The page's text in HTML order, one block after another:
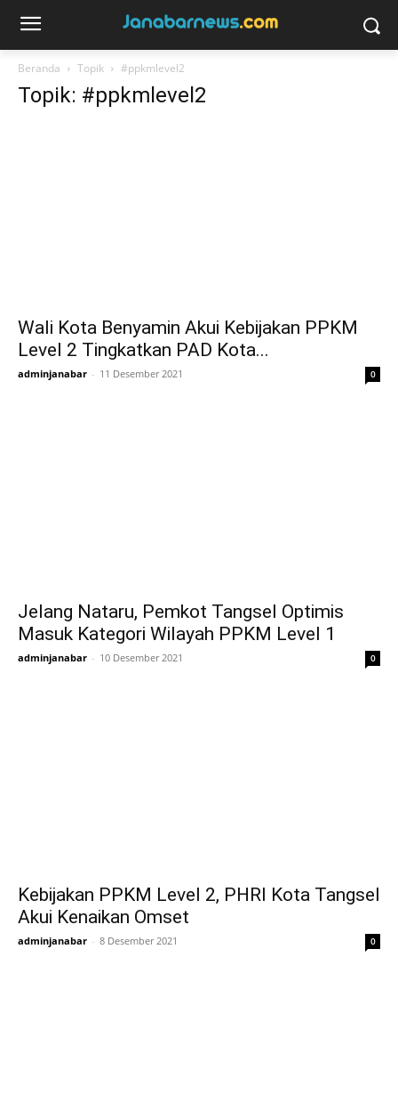
Beranda Topik #ppkmlevel2
Topik: #ppkmlevel2
Wali Kota Benyamin Akui Kebijakan PPKM
Level 2 Tingkatkan PAD Kota...
adminjanabar - 11 Desember 2021 0
Jelang Nataru, Pemkot Tangsel Optimis
Masuk Kategori Wilayah PPKM Level 1
adminjanabar - 10 Desember 2021 0
Kebijakan PPKM Level 2, PHRI Kota Tangsel
Akui Kenaikan Omset
adminjanabar - 8 Desember 2021 0